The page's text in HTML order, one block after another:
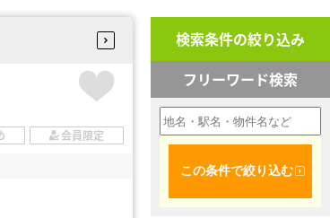
会員限定
検索条件の絞り込み
フリーワード検索
この条件で絞り込む